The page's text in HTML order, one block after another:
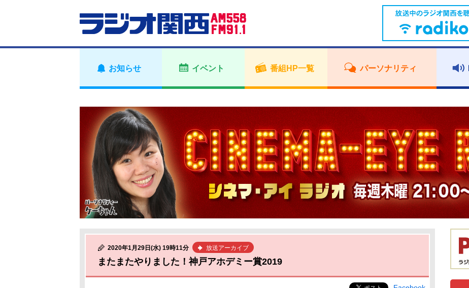
お知らせ イベント 番組HP一覧 パーソナリティ
2020年1月29日(水) 19時11分 放送アーカイブ
またまたやりました！神戸アホデミー賞2019